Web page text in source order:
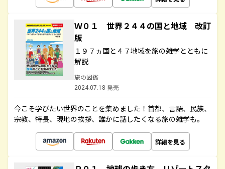
Ｗ０１ 世界２４４の国と地域 改訂
版
１９７ヵ国と４７地域を旅の雑学とともに
解説
旅の図鑑
2024.07.18 発売
今こそ学びたい世界のことを集めました！首都、言語、民族、
宗教、特長、現地の挨拶、誰かに話したくなる旅の雑学も。
詳細を見る